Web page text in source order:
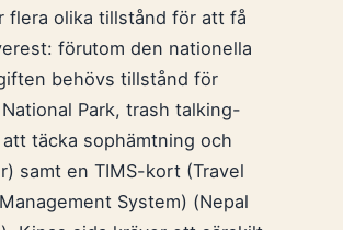
flera olika tillstånd för att få
förutom den nationella
behövs tillstånd för
National Park, trash talking-
täcka sophämtning och
samt en TIMS-kort (Travel
System) (Nepal